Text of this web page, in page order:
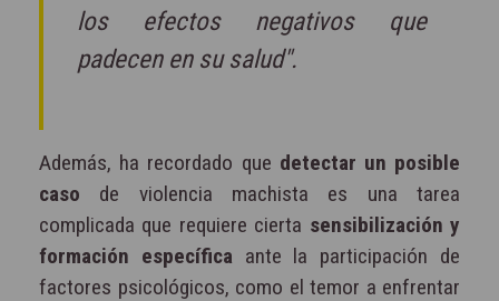
los efectos negativos que
padecen en su salud".
Además, ha recordado que detectar un posible
caso de violencia machista es una tarea
complicada que requiere cierta sensibilización y
formación específicaante la participación de
factores psicológicos, como el temor a enfrentar